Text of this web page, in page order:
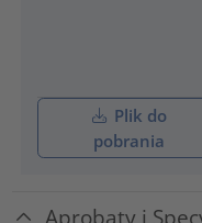
Plik do
pobrania
Aprobaty i